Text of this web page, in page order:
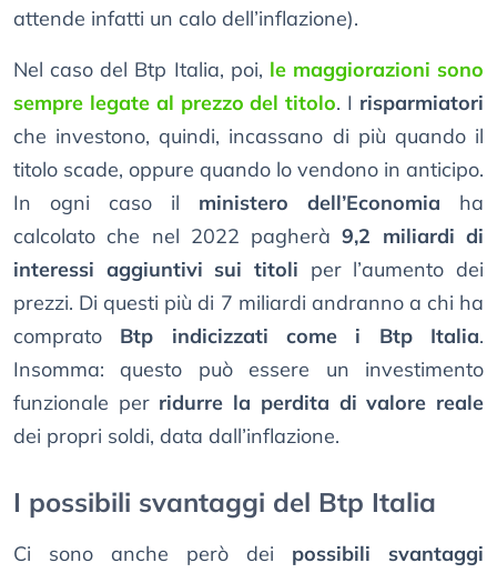
attende infatti un calo dell’inflazione).
Nel caso del Btp Italia, poi, le maggiorazioni sono
sempre legate al prezzo del titolo. I risparmiatori
che investono, quindi, incassano di più quando il
titolo scade, oppure quando lo vendono in anticipo.
In ogni caso il ministero dell’Economia ha
calcolato che nel 2022 pagherà9,2 miliardi di
interessi aggiuntivi sui titoli per l’aumento dei
prezzi. Di questi più di 7 miliardi andranno a chi ha
comprato Btp indicizzati come i Btp Italia.
Insomma: questo può essere un investimento
funzionale per ridurre la perdita di valore reale
dei propri soldi, data dall’inflazione.
I possibili svantaggi del Btp Italia
Ci sono anche però dei possibili svantaggi